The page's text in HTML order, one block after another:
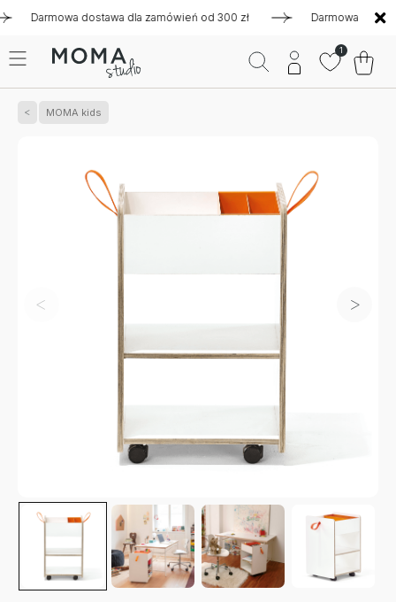
dostawa dla zamówień od 300 zł Darmowa dostawa
1
MOMA kids